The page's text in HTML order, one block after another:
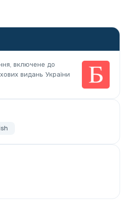
включене до
видань України